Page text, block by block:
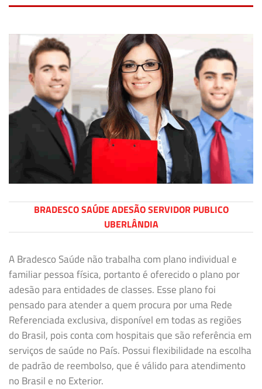
BRADESCO SAÚDE ADESÃO SERVIDOR PUBLICO
UBERLÂNDIA
A Bradesco Saúde não trabalha com plano individual e
familiar pessoa física, portanto é oferecido o plano por
adesão para entidades de classes. Esse plano foi
pensado para atender a quem procura por uma Rede
Referenciada exclusiva, disponível em todas as regiões
do Brasil, pois conta com hospitais que são referência em
serviços de saúde no País. Possui flexibilidade na escolha
de padrão de reembolso, que é válido para atendimento
no Brasil e no Exterior.